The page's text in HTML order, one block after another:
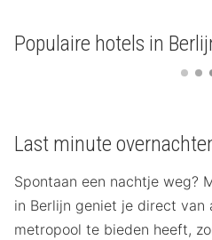
Populaire hotels in
Last minute
Spontaan een nachtje weg?
in Berlijn geniet je direct van
metropool te bieden heeft,